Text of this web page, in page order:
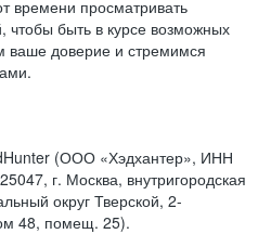
времени просматривать
чтобы быть в курсе возможных
доверие и стремимся
(ООО «Хэдхантер», ИНН
г. Москва, внутригородская
округ Тверской, 2-
48, помещ. 25).